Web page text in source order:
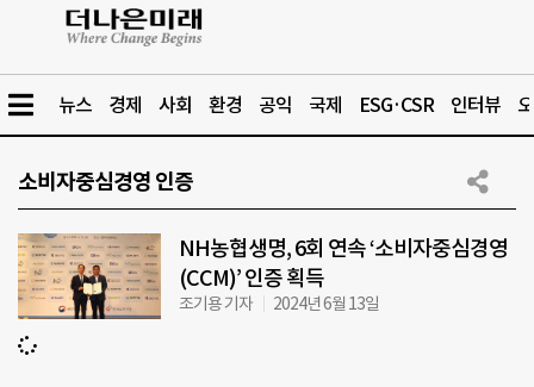
뉴스 경제 사회 환경 공익 국제 ESG·CSR 인터뷰
소비자중심경영 인증
NH농협생명, 6회 연속 ‘소비자중심경영
(CCM)’ 인증 획득
조기용 기자 2024년 6월 13일